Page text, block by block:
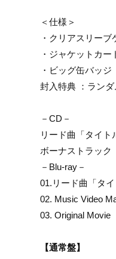
＜仕様＞
・クリアスリーブ
・ジャケットカー
・ビッグ缶バッジ
封入特典 ：ラン
－CD－
リード曲「タイト
ボーナストラック
－Blu-ray－
01.リード曲「タ
02. Music Video
03. Original Movie
【通常盤】